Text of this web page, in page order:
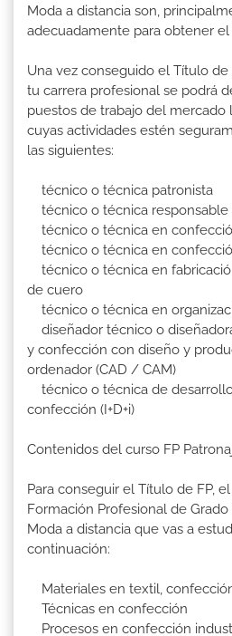
Moda a distancia son,
adecuadamente para obtener el
Una vez conseguido el Título
tu carrera profesional se podrá
puestos de trabajo del mercado
cuyas actividades estén
las siguientes:
técnico o técnica patronista
técnico o técnica responsable
técnico o técnica en
técnico o técnica en
técnico o técnica en
de cuero
técnico o técnica en
diseñador técnico o
y confección con diseño y
ordenador (CAD / CAM)
técnico o técnica de
confección (I+D+i)
Contenidos del curso FP
Para conseguir el Título de FP,
Formación Profesional de
Moda a distancia que vas a
continuación:
Materiales en textil,
Técnicas en confección
Procesos en confección